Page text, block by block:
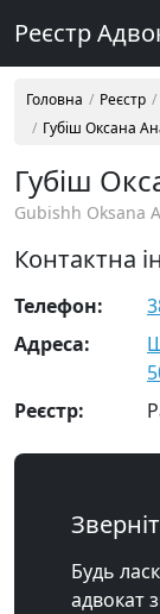
Реєстр
Головна Реєстр
Губіш Оксана
Губіш
Gubishh Oksana
Контактна
Телефон:
Адреса:
Реєстр:
Будь
адвокат